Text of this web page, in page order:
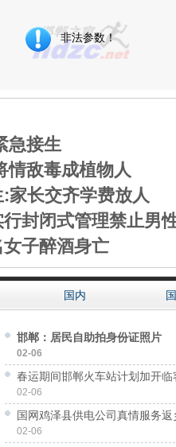
急接生
情敌毒成植物人
家长交齐学费放人
封闭式管理禁止男
子醉酒身亡
国内
邯郸：居民自助拍身份证照片
02-06
春运期间邯郸火车站计划加开临
02-06
国网鸡泽县供电公司真情服务
02-06